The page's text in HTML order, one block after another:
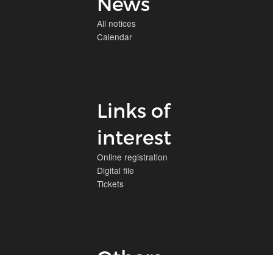
All notices
Calendar
Links of
interest
Online registration
Digital file
Tickets